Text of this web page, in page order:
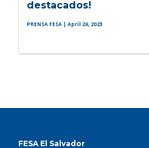
destacados!
PRENSA FESA | April 26, 2023
FESA El Salvador